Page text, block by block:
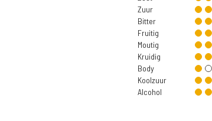
Zuur
Bitter
Fruitig
Moutig
Kruidig
Body
Koolzuur
Alcohol